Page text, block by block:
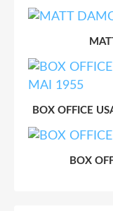
BOX OFFICE
BOX